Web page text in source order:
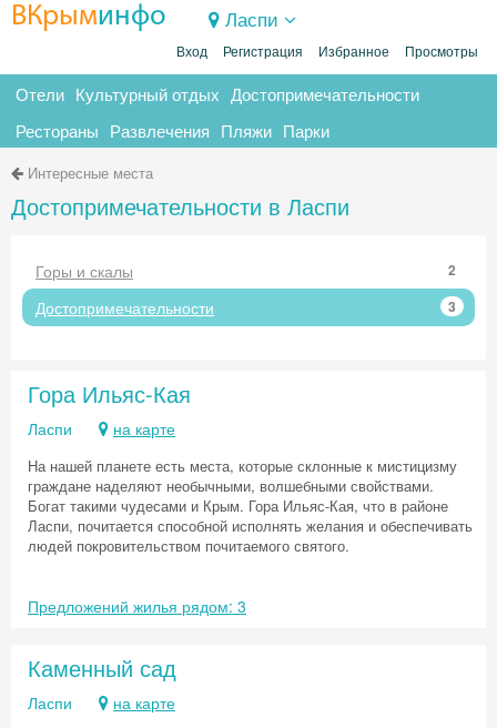
ВКрыминфо Ласпи
Вход Регистрация Избранное Просмотры
Отели Культурный отдых Достопримечательности
Рестораны Развлечения Пляжи Парки
Интересные места
Достопримечательности в Ласпи
Горы и скалы 2
Достопримечательности 3
Гора Ильяс-Кая
Ласпи на карте
На нашей планете есть места, которые склонные к мистицизму
граждане наделяют необычными, волшебными свойствами.
Богат такими чудесами и Крым. Гора Ильяс-Кая, что в районе
Ласпи, почитается способной исполнять желания и обеспечивать
людей покровительством почитаемого святого.
Предложений жилья рядом: 3
Каменный сад
Ласпи на карте